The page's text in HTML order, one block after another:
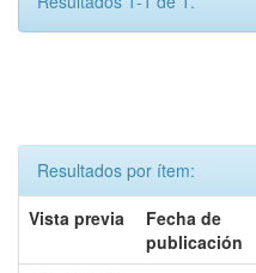
Resultados por ítem:
Vista previa
Fecha de
publicación